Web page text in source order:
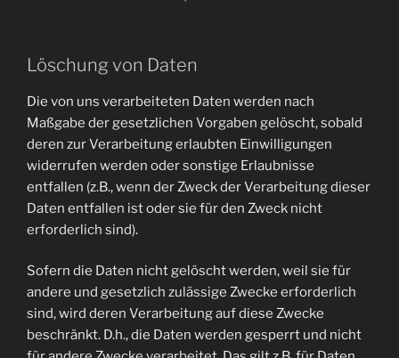
Löschung von Daten
Die von uns verarbeiteten Daten werden nach
Maßgabe der gesetzlichen Vorgaben gelöscht, sobald
deren zur Verarbeitung erlaubten Einwilligungen
widerrufen werden oder sonstige Erlaubnisse
entfallen (z.B., wenn der Zweck der Verarbeitung dieser
Daten entfallen ist oder sie für den Zweck nicht
erforderlich sind).
Sofern die Daten nicht gelöscht werden, weil sie für
andere und gesetzlich zulässige Zwecke erforderlich
sind, wird deren Verarbeitung auf diese Zwecke
beschränkt. D.h., die Daten werden gesperrt und nicht